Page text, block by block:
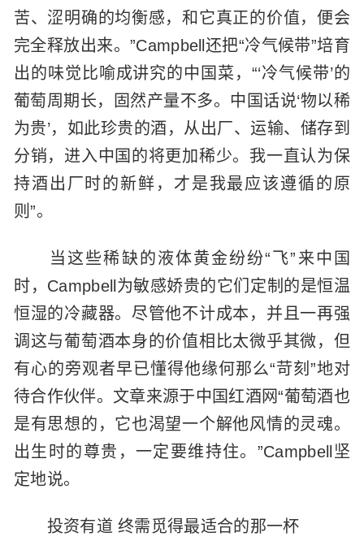
苦、涩明确的均衡感，和它真正的价值，便会
完全释放出来。”Campbell还把“冷气候带”培育
出的味觉比喻成讲究的中国菜，“‘冷气候带’的
葡萄周期长，固然产量不多。中国话说‘物以稀
为贵’，如此珍贵的酒，从出厂、运输、储存到
分销，进入中国的将更加稀少。我一直认为保
持酒出厂时的新鲜，才是我最应该遵循的原
则”。
当这些稀缺的液体黄金纷纷“飞”来中国
时，Campbell为敏感娇贵的它们定制的是恒温
恒湿的冷藏器。尽管他不计成本，并且一再强
调这与葡萄酒本身的价值相比太微乎其微，但
有心的旁观者早已懂得他缘何那么“苛刻”地对
待合作伙伴。文章来源于中国红酒网“葡萄酒也
是有思想的，它也渴望一个解他风情的灵魂。
出生时的尊贵，一定要维持住。”Campbell坚
定地说。
投资有道 终需觅得最适合的那一杯